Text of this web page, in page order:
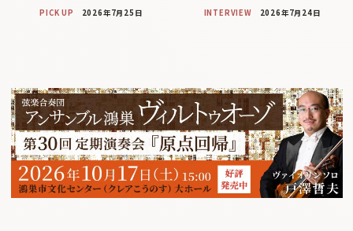
PICK UP 2026年7月25日 INTERVIEW 2026年7月24日